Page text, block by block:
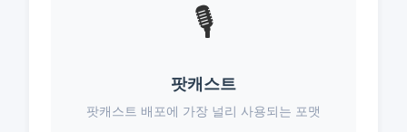
🎙️
팟캐스트
팟캐스트 배포에 가장 널리 사용되는 포맷